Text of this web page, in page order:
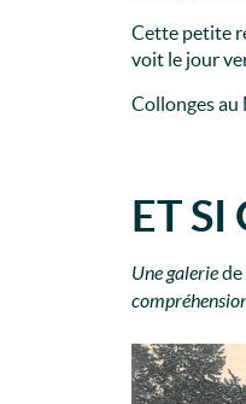
Cette petite
voit le jour
Collonges au
ET SI
Une galeriede